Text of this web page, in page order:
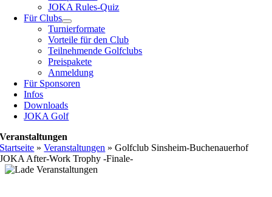
JOKA Rules-Quiz
Für Clubs
Turnierformate
Vorteile für den Club
Teilnehmende Golfclubs
Preispakete
Anmeldung
Für Sponsoren
Infos
Downloads
JOKA Golf
Veranstaltungen
Startseite »Veranstaltungen »Golfclub Sinsheim-Buchenauerhof
JOKA After-Work Trophy -Finale-